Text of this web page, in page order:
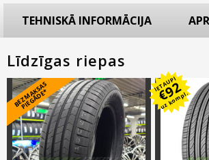
TEHNISKĀ INFORMĀCIJA
Līdzīgas riepas
B
E
Z
M
A
K
S
A
S
PI
E
G
Ā
D
E
*
IETAUPI
€92
uz kompl.